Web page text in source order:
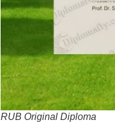
RUB Original Diploma